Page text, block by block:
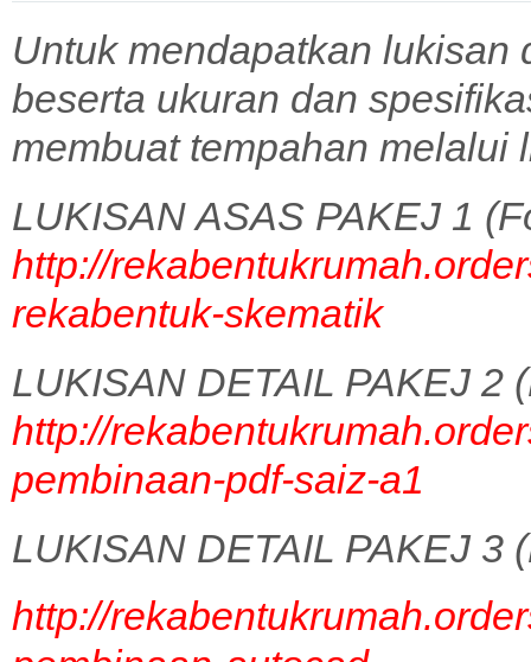
Untuk mendapatkan
beserta ukuran dan
membuat tempahan melalui
LUKISAN ASAS PAKEJ 1
http://
rekabentuk-skematik
LUKISAN DETAIL PAKEJ 2
http://
pembinaan-pdf-saiz-a1
LUKISAN DETAIL PAKEJ 3
http://